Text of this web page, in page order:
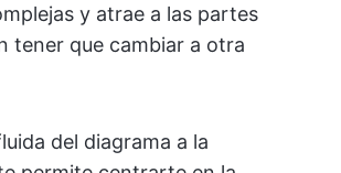
y atrae a las partes
tener que cambiar a otra
del diagrama a la